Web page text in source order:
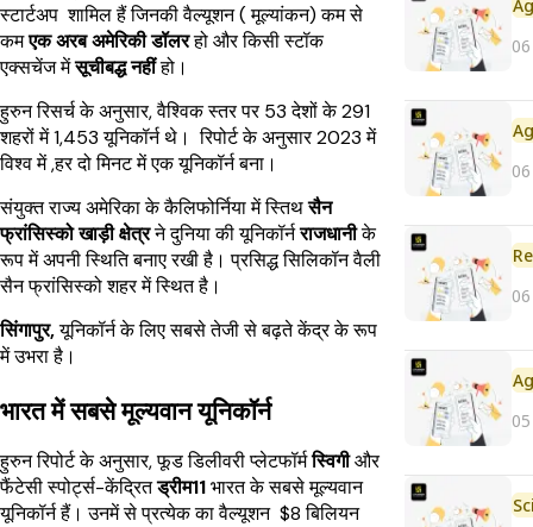
स्टार्टअप शामिल हैं जिनकी वैल्यूशन ( मूल्यांकन) कम से
कमएक अरब अमेरिकी डॉलरहो और किसी स्टॉक
एक्सचेंज मेंसूचीबद्ध नहींहो।
हुरुन रिसर्च के अनुसार, वैश्विक स्तर पर 53 देशों के 291
शहरों में 1,453 यूनिकॉर्न थे। रिपोर्ट के अनुसार 2023 में
विश्व में ,हर दो मिनट में एक यूनिकॉर्न बना।
संयुक्त राज्य अमेरिका के कैलिफोर्निया में स्तिथसैन
फ्रांसिस्को खाड़ी क्षेत्रने दुनिया की यूनिकॉर्नराजधानीके
रूप में अपनी स्थिति बनाए रखी है। प्रसिद्ध सिलिकॉन वैली
सैन फ्रांसिस्को शहर में स्थित है।
सिंगापुर,यूनिकॉर्न के लिए सबसे तेजी से बढ़ते केंद्र के रूप
में उभरा है।
भारत में सबसे मूल्यवान यूनिकॉर्न
हुरुन रिपोर्ट के अनुसार, फूड डिलीवरी प्लेटफॉर्मस्विगीऔर
फैंटेसी स्पोर्ट्स-केंद्रितड्रीम11भारत के सबसे मूल्यवान
यूनिकॉर्न हैं। उनमें से प्रत्येक का वैल्यूशन $8 बिलियन